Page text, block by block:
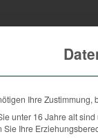
bedingten
und Wälder
sie erdet und
stets ein
und gut
Ihre Zustimmung,
unter 16 Jahre alt
Sie Ihre